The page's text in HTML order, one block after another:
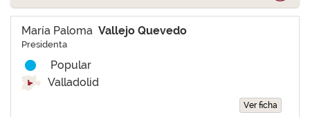
María Paloma Vallejo Quevedo
Presidenta
Popular
Valladolid
Ver ficha